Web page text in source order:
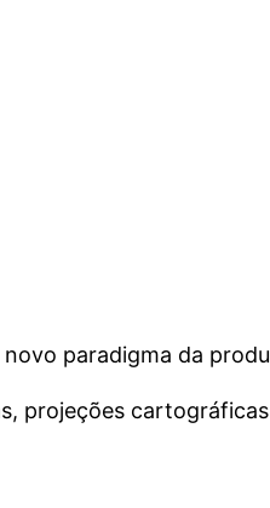
paradigma da
projeções